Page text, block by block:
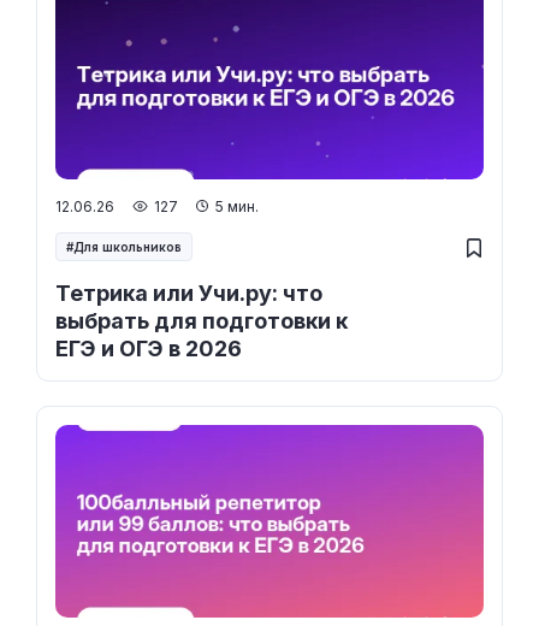
Тетрика или Учи.ру: что
выбрать для подготовки к
ЕГЭ и ОГЭ в 2026
12.06.26 127 5 мин.
Для школьников